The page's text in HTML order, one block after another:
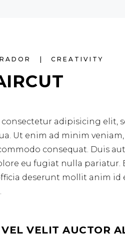
CREATIVITY
adipisicing elit,
Ut enim ad minim
consequat. Duis
eu fugiat nulla pariatur.
deserunt mollit anim id
VELIT AUCTOR